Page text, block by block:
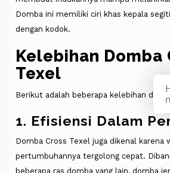
Domba ini memiliki ciri khas kepala
dengan kodok.
Kelebihan Domba
Texel
Berikut adalah beberapa kelebihan dari
1. Efisiensi Dalam
Domba Cross Texel juga dikenal karena
pertumbuhannya tergolong cepat.
beberapa ras domba yang lain, domba